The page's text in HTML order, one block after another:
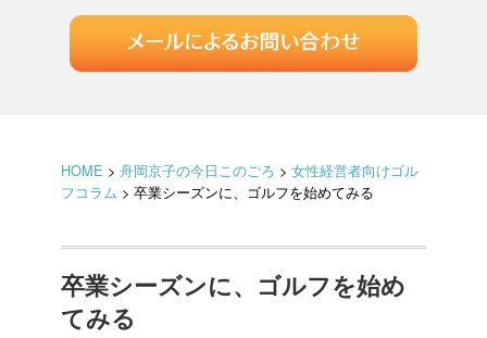
HOME > 舟岡京子の今日このごろ > 女性経営者向けゴル
フコラム > 卒業シーズンに、ゴルフを始めてみる
卒業シーズンに、ゴルフを始め
てみる